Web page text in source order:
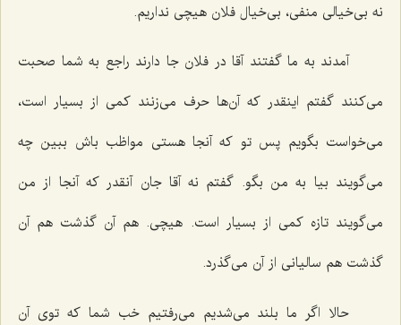
نه بی‌خیالی منفی، بی‌خیال فلان هیچی نداریم.
آمدند به ما گفتند آقا در فلان جا دارند راجع به شما صحبت
می‌کنند گفتم اینقدر که آن‌ها حرف می‌زنند کمی از بسیار است،
می‌خواست بگویم پس تو که آنجا هستی مواظب باش ببین چه
می‌گویند بیا به من بگو. گفتم نه آقا جان آنقدر که آنجا از من
می‌گویند تازه کمی از بسیار است. هیچی. هم آن گذشت هم آن
گذشت هم سالیانی از آن می‌گذرد.
حالا اگر ما بلند می‌شدیم می‌رفتیم خب شما که توی آن